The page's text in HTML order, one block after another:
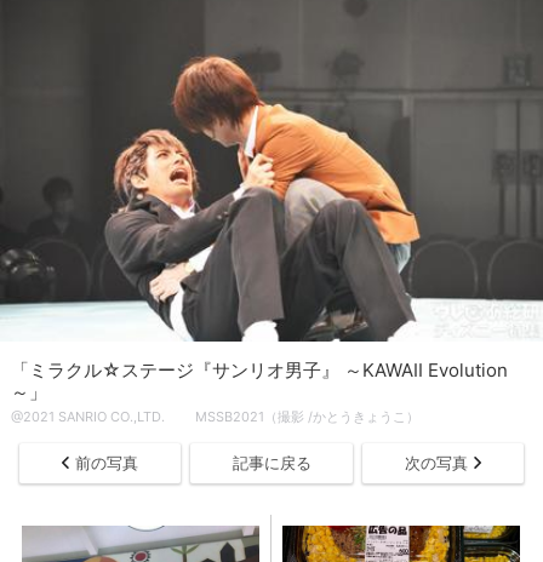
「ミラクル☆ステージ『サンリオ男子』 ～KAWAII Evolution
～」
@2021 SANRIO CO.,LTD. MSSB2021（撮影 /かとうきょうこ）
前の写真 記事に戻る 次の写真